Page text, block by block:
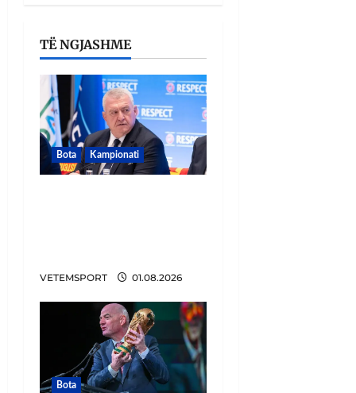
TË NGJASHME
Bota Kampionati
VETEMSPORT 01.08.2026
Bota